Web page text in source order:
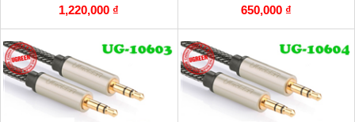
1,220,000 ₫
650,000 ₫